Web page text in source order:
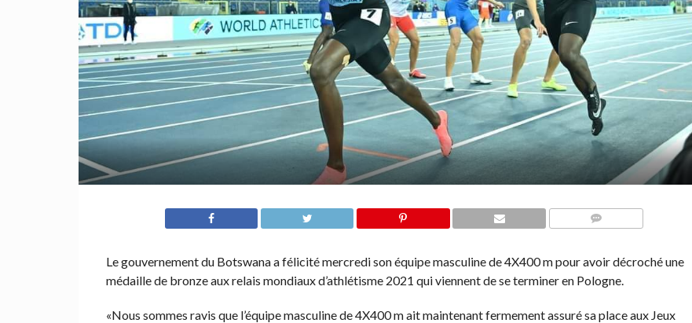
Le gouvernement du Botswana a félicité mercredi son équipe masculine de 4X400 m pour avoir décroché une
médaille de bronze aux relais mondiaux d’athlétisme 2021 qui viennent de se terminer en Pologne.
«Nous sommes ravis que l’équipe masculine de 4X400 m ait maintenant fermement assuré sa place aux Jeux